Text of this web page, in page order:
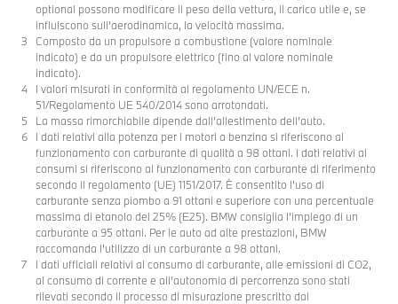
optional possono modificare il peso della vettura, il carico utile e, se
influiscono sull’aerodinamica, la velocità massima.
Composto da un propulsore a combustione (valore nominale
indicato) e da un propulsore elettrico (fino al valore nominale
indicato).
I valori misurati in conformità al regolamento UN/ECE n.
51/Regolamento UE 540/2014 sono arrotondati.
La massa rimorchiabile dipende dall’allestimento dell’auto.
I dati relativi alla potenza per i motori a benzina si riferiscono al
funzionamento con carburante di qualità a 98 ottani. I dati relativi ai
consumi si riferiscono al funzionamento con carburante di riferimento
secondo il regolamento (UE) 1151/2017. È consentito l’uso di
carburante senza piombo a 91 ottani e superiore con una percentuale
massima di etanolo del 25% (E25). BMW consiglia l’impiego di un
carburante a 95 ottani. Per le auto ad alte prestazioni, BMW
raccomanda l'utilizzo di un carburante a 98 ottani.
I dati ufficiali relativi al consumo di carburante, alle emissioni di CO2,
al consumo di corrente e all’autonomia di percorrenza sono stati
rilevati secondo il processo di misurazione prescritto dal